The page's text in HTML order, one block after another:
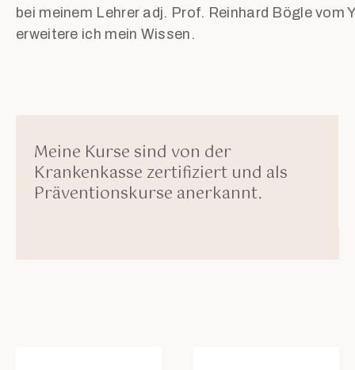
bei meinem Lehrer adj. Prof. Reinhard Bögle vom
erweitere ich mein Wissen.
Meine Kurse sind von der
Krankenkasse zertifiziert und als
Präventionskurse anerkannt.